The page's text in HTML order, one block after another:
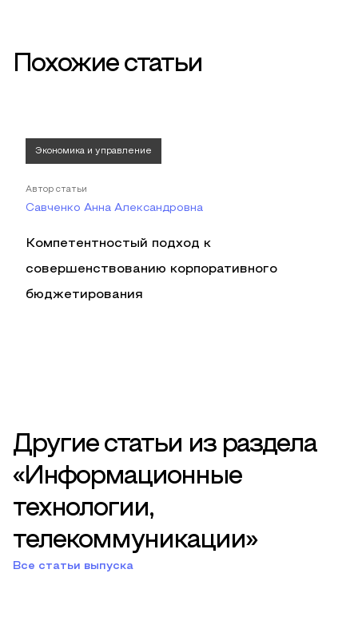
Похожие статьи
Экономика и управление
Автор статьи
Савченко Анна Александровна
Компетентностый подход к
совершенствованию корпоративного
бюджетирования
Другие статьи из раздела
«Информационные
технологии,
телекоммуникации»
Все статьи выпуска